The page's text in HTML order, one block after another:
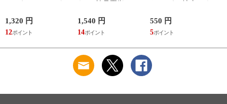
1,320 円
12
1,540 円
14
550 円
5